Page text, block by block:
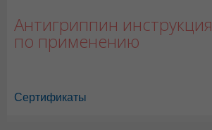
Антигриппин инструкция
по применению
Сертификаты